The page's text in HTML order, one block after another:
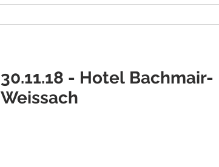
30.11.18 - Hotel Bachmair-
Weissach